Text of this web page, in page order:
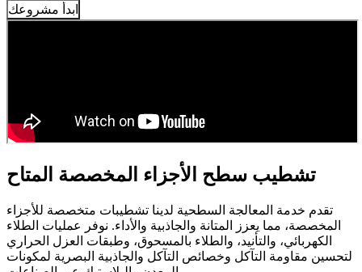
ابدأ مشروعك
تشطيب سطح الأجزاء المخصصة المتاح
تقدم خدمة المعالجة السطحية لدينا تشطيبات متخصصة للأجزاء
المخصصة، مما يعزز المتانة والجاذبية والأداء. نوفر عمليات الطلاء
الكهربائي، والتأنيد، والطلاء بالمسحوق، وطبقات العزل الحراري
لتحسين مقاومة التآكل وخصائص التآكل والجاذبية البصرية لمكونات